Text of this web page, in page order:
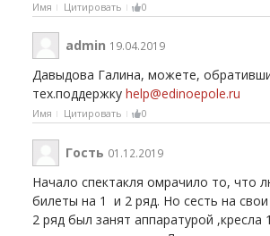
Имя Цитировать 0
admin 19.04.2019
Давыдова Галина, можете,
тех.поддержку help@edinoepole.ru
Имя Цитировать 0
Гость 01.12.2019
Начало спектакля омрачило то, что
билеты на 1 и 2 ряд. Но сесть на
2 ряд был занят аппаратурой ,кресла